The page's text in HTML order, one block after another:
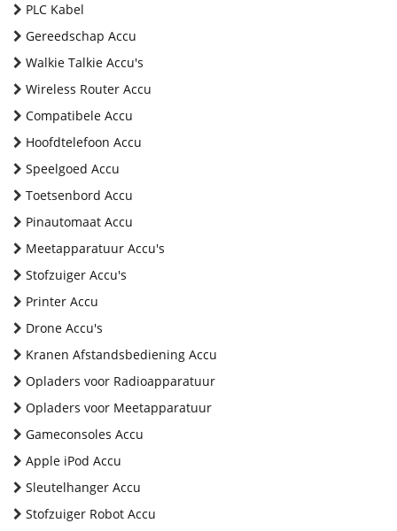
PLC Kabel
Gereedschap Accu
Walkie Talkie Accu's
Wireless Router Accu
Compatibele Accu
Hoofdtelefoon Accu
Speelgoed Accu
Toetsenbord Accu
Pinautomaat Accu
Meetapparatuur Accu's
Stofzuiger Accu's
Printer Accu
Drone Accu's
Kranen Afstandsbediening Accu
Opladers voor Radioapparatuur
Opladers voor Meetapparatuur
Gameconsoles Accu
Apple iPod Accu
Sleutelhanger Accu
Stofzuiger Robot Accu